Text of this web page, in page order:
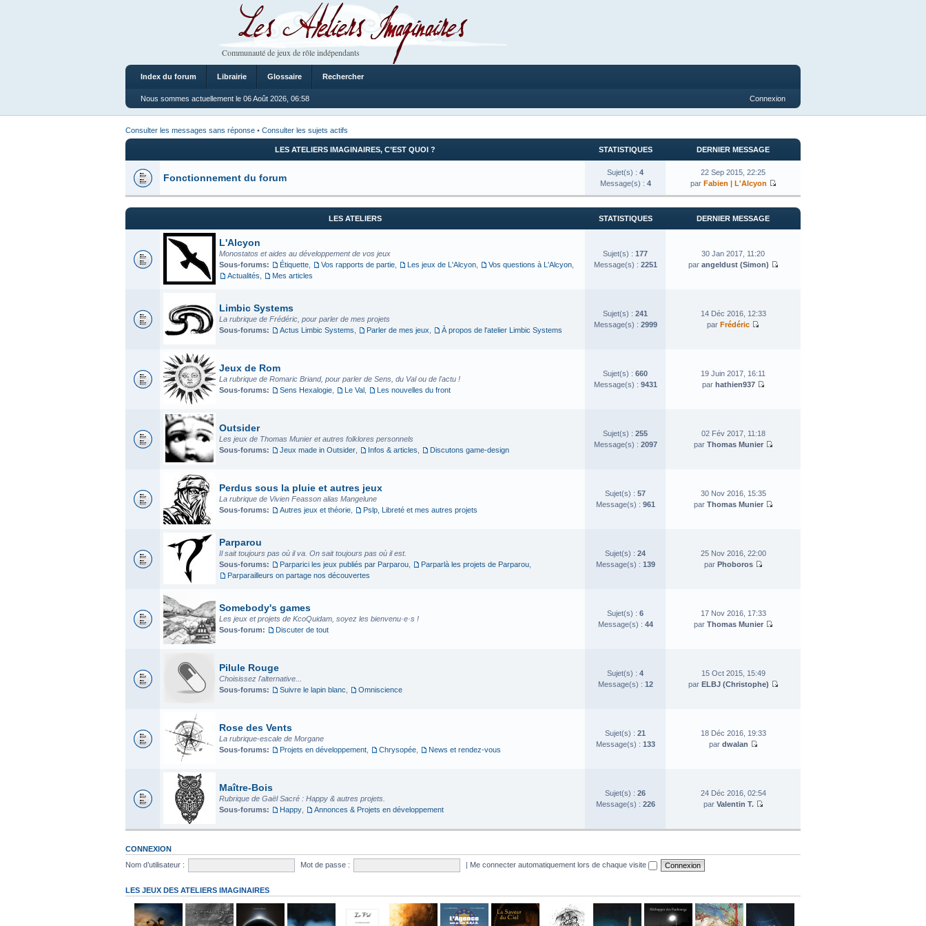
Les Ateliers Imaginaires
Communauté de jeux de rôle indépendants
Index du forum Librairie Glossaire Rechercher
Nous sommes actuellement le 06 Août 2026, 06:58 Connexion
Consulter les messages sans réponse • Consulter les sujets actifs
LES ATELIERS IMAGINAIRES, C’EST QUOI ? STATISTIQUES DERNIER MESSAGE
Fonctionnement du forum Sujet(s) : 4
Message(s) : 4
22 Sep 2015, 22:25
par Fabien | L'Alcyon
LES ATELIERS STATISTIQUES DERNIER MESSAGE
L'Alcyon
Monostatos et aides au développement de vos jeux
Sous-forums:
Étiquette Vos rapports de partie Les jeux de L'Alcyon Vos questions à L'Alcyon
Actualités
Mes articles
Sujet(s) : 177
Message(s) : 2251
30 Jan 2017, 11:20
par angeldust (Simon)
Limbic Systems
La rubrique de Frédéric, pour parler de mes projets
Sous-forums:
Actus Limbic Systems Parler de mes jeux À propos de l'atelier Limbic Systems
Sujet(s) : 241
Message(s) : 2999
14 Déc 2016, 12:33
par Frédéric
Jeux de Rom
La rubrique de Romaric Briand, pour parler de Sens, du Val ou de l'actu !
Sous-forums:
Sens Hexalogie Le Val Les nouvelles du front
Sujet(s) : 660
Message(s) : 9431
19 Juin 2017, 16:11
par hathien937
Outsider
Les jeux de Thomas Munier et autres folklores personnels
Sous-forums:
Jeux made in Outsider Infos & articles Discutons game-design
Sujet(s) : 255
Message(s) : 2097
02 Fév 2017, 11:18
par Thomas Munier
Perdus sous la pluie et autres jeux
La rubrique de Vivien Feasson alias Mangelune
Sous-forums:
Autres jeux et théorie Pslp, Libreté et mes autres projets
Sujet(s) : 57
Message(s) : 961
30 Nov 2016, 15:35
par Thomas Munier
Parparou
Il sait toujours pas où il va. On sait toujours pas où il est.
Sous-forums:
Parparici les jeux publiés par Parparou Parparlà les projets de Parparou
Parparailleurs on partage nos découvertes
Sujet(s) : 24
Message(s) : 139
25 Nov 2016, 22:00
par Phoboros
Somebody's games
Les jeux et projets de KcoQuidam, soyez les bienvenu·e·s !
Sous-forum:
Discuter de tout
Sujet(s) : 6
Message(s) : 44
17 Nov 2016, 17:33
par Thomas Munier
Pilule Rouge
Choisissez l'alternative...
Sous-forums:
Suivre le lapin blanc Omniscience
Sujet(s) : 4
Message(s) : 12
15 Oct 2015, 15:49
par ELBJ (Christophe)
Rose des Vents
La rubrique-escale de Morgane
Sous-forums:
Projets en développement Chrysopée News et rendez-vous
Sujet(s) : 21
Message(s) : 133
18 Déc 2016, 19:33
par dwalan
Maître-Bois
Rubrique de Gaël Sacré : Happy & autres projets.
Sous-forums:
Happy Annonces & Projets en développement
Sujet(s) : 26
Message(s) : 226
24 Déc 2016, 02:54
par Valentin T.
CONNEXION
Nom d’utilisateur :
Mot de passe : | Me connecter automatiquement lors de chaque visite
LES JEUX DES ATELIERS IMAGINAIRES